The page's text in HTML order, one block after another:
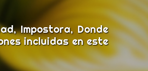
Impostora, Donde
incluidas en este